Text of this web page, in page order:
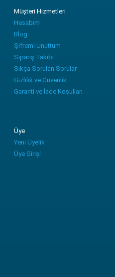
Müşteri Hizmetleri
Hesabım
Blog
Şifremi Unuttum
Sipariş Takibi
Sıkça Sorulan Sorular
Gizlilik ve Güvenlik
Garanti ve İade Koşulları
Üye
Yeni Üyelik
Üye Girişi